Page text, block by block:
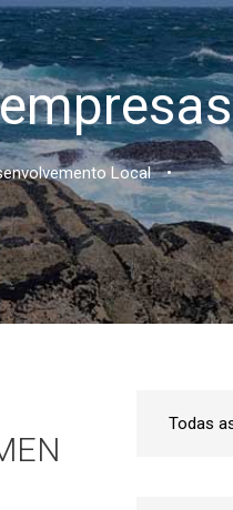
Local •